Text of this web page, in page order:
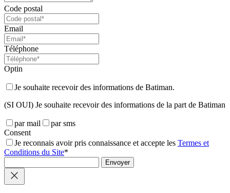
Code postal
Email
Téléphone
Optin
Je souhaite recevoir des informations de Batiman.
(SI OUI) Je souhaite recevoir des informations de la part de Batiman
par mail
par sms
Consent
Je reconnais avoir pris connaissance et accepte les Termes et
Conditions du Site*
Envoyer